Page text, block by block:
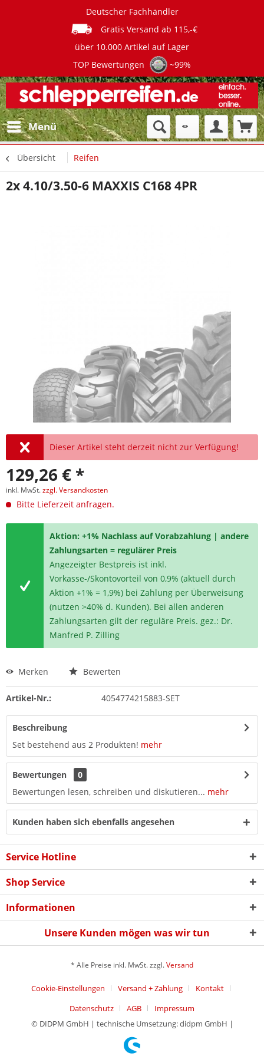
Deutscher Fachhändler
Gratis Versand ab 115,-€
über 10.000 Artikel auf Lager
TOP Bewertungen
~99%
Menü
Übersicht Reifen
2x 4.10/3.50-6 MAXXIS C168 4PR
Dieser Artikel steht derzeit nicht zur Verfügung!
129,26 € *
inkl. MwSt.zzgl. Versandkosten
Bitte Lieferzeit anfragen.
Aktion: +1% Nachlass auf Vorabzahlung | andere
Zahlungsarten = regulärer Preis
Angezeigter Bestpreis ist inkl.
Vorkasse-/Skontovorteil von 0,9% (aktuell durch
Aktion +1% = 1,9%) bei Zahlung per Überweisung
(nutzen >40% d. Kunden). Bei allen anderen
Zahlungsarten gilt der reguläre Preis. gez.: Dr.
Manfred P. Zilling
Merken Bewerten
Artikel-Nr.: 4054774215883-SET
Beschreibung
Set bestehend aus 2 Produkten! mehr
Bewertungen
0
Bewertungen lesen, schreiben und diskutieren... mehr
Kunden haben sich ebenfalls angesehen
Service Hotline
Shop Service
Informationen
Unsere Kunden mögen was wir tun
* Alle Preise inkl. MwSt. zzgl.Versand
Cookie-Einstellungen Versand + Zahlung
Kontakt
Datenschutz
AGB
Impressum
© DIDPM GmbH | technische Umsetzung: didpm GmbH |